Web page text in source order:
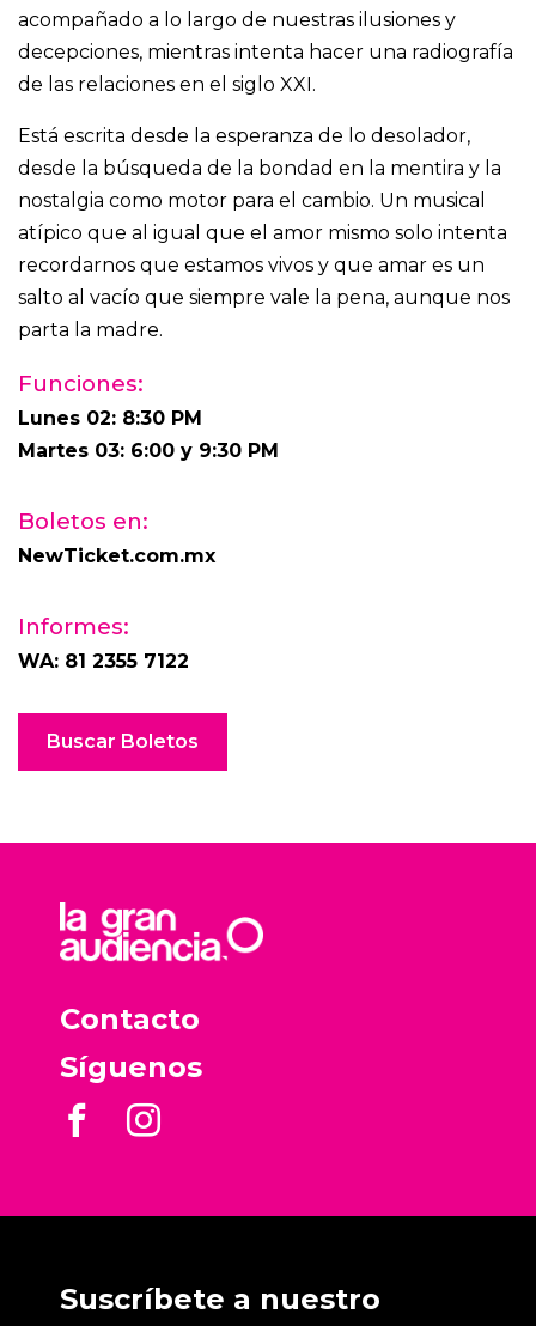
acompañado a lo largo de nuestras ilusiones y
decepciones, mientras intenta hacer una radiografía
de las relaciones en el siglo XXI.
Está escrita desde la esperanza de lo desolador,
desde la búsqueda de la bondad en la mentira y la
nostalgia como motor para el cambio. Un musical
atípico que al igual que el amor mismo solo intenta
recordarnos que estamos vivos y que amar es un
salto al vacío que siempre vale la pena, aunque nos
parta la madre.
Funciones:
Lunes 02: 8:30 PM
Martes 03: 6:00 y 9:30 PM
Boletos en:
NewTicket.com.mx
Informes:
WA: 81 2355 7122
Buscar Boletos
Contacto
Síguenos
Suscríbete a nuestro